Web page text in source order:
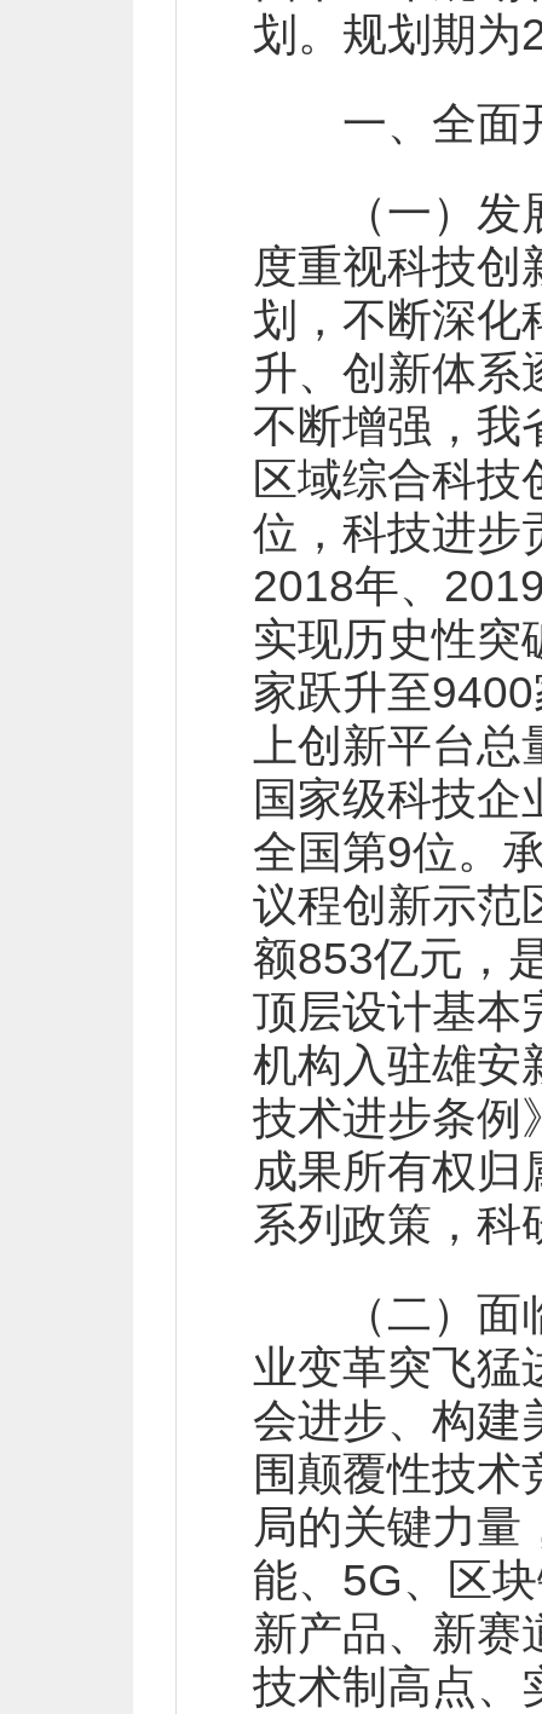
划。规划期
一、全面开
（一）发展
度重视科技创
划，不断深化
升、创新体系
不断增强，我
区域综合科
位，科技进步
2018年、
实现历史性突
家跃升至
上创新平台
国家级科技
全国第9位。
议程创新示范
额853亿元，
顶层设计基本
机构入驻雄安
技术进步条例
成果所有权归
系列政策，科
（二）面临
业变革突飞猛
会进步、构建
围颠覆性技
局的关键力量
能、5G、区
新产品、新赛
技术制高点、